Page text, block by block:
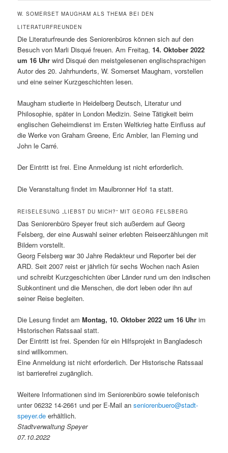
W. SOMERSET MAUGHAM ALS THEMA BEI DEN
LITERATURFREUNDEN
Die Literaturfreunde des Seniorenbüros können sich auf den
Besuch von Marli Disqué freuen. Am Freitag,14. Oktober 2022
um 16 Uhr wird Disqué den meistgelesenen englischsprachigen
Autor des 20. Jahrhunderts, W. Somerset Maugham, vorstellen
und eine seiner Kurzgeschichten lesen.
Maugham studierte in Heidelberg Deutsch, Literatur und
Philosophie, später in London Medizin. Seine Tätigkeit beim
englischen Geheimdienst im Ersten Weltkrieg hatte Einfluss auf
die Werke von Graham Greene, Eric Ambler, Ian Fleming und
John le Carré.
Der Eintritt ist frei. Eine Anmeldung ist nicht erforderlich.
Die Veranstaltung findet im Maulbronner Hof 1a statt.
REISELESUNG „LIEBST DU MICH?“ MIT GEORG FELSBERG
Das Seniorenbüro Speyer freut sich außerdem auf Georg
Felsberg, der eine Auswahl seiner erlebten Reiseerzählungen mit
Bildern vorstellt.
Georg Felsberg war 30 Jahre Redakteur und Reporter bei der
ARD. Seit 2007 reist er jährlich für sechs Wochen nach Asien
und schreibt Kurzgeschichten über Länder rund um den indischen
Subkontinent und die Menschen, die dort leben oder ihn auf
seiner Reise begleiten.
Die Lesung findet amMontag, 10. Oktober 2022 um 16 Uhr im
Historischen Ratssaal statt.
Der Eintritt ist frei. Spenden für ein Hilfsprojekt in Bangladesch
sind willkommen.
Eine Anmeldung ist nicht erforderlich. Der Historische Ratssaal
ist barrierefrei zugänglich.
Weitere Informationen sind im Seniorenbüro sowie telefonisch
unter 06232 14-2661 und per E-Mail anseniorenbuero@stadt-
speyer.de erhältlich.
Stadtverwaltung Speyer
07.10.2022